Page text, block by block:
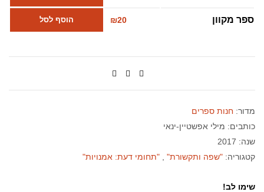
ספר מקוון ₪20 הוסף לסל
מדור: חנות ספרים
כותבים: מילי אפשטיין-ינאי
שנה: 2017
קטגוריה: "שפה ותקשורת" "תחומי דעת: אמנויות"
שימו לב!